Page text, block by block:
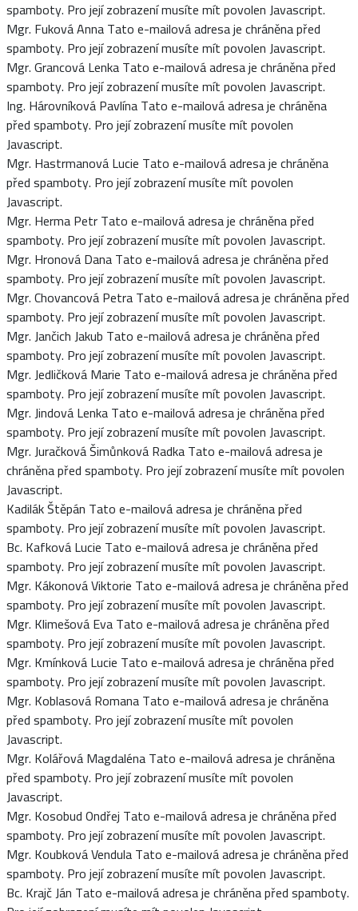
spamboty. Pro její zobrazení musíte mít povolen Javascript.
Mgr. Fuková AnnaTato e-mailová adresa je chráněna před
spamboty. Pro její zobrazení musíte mít povolen Javascript.
Mgr. Grancová LenkaTato e-mailová adresa je chráněna před
spamboty. Pro její zobrazení musíte mít povolen Javascript.
Ing. Hárovníková PavlínaTato e-mailová adresa je chráněna
před spamboty. Pro její zobrazení musíte mít povolen
Javascript.
Mgr. Hastrmanová Lucie Tato e-mailová adresa je chráněna
před spamboty. Pro její zobrazení musíte mít povolen
Javascript.
Mgr. Herma PetrTato e-mailová adresa je chráněna před
spamboty. Pro její zobrazení musíte mít povolen Javascript.
Mgr. Hronová DanaTato e-mailová adresa je chráněna před
spamboty. Pro její zobrazení musíte mít povolen Javascript.
Mgr. Chovancová PetraTato e-mailová adresa je chráněna před
spamboty. Pro její zobrazení musíte mít povolen Javascript.
Mgr. Jančich Jakub Tato e-mailová adresa je chráněna před
spamboty. Pro její zobrazení musíte mít povolen Javascript.
Mgr. Jedličková Marie Tato e-mailová adresa je chráněna před
spamboty. Pro její zobrazení musíte mít povolen Javascript.
Mgr. Jindová LenkaTato e-mailová adresa je chráněna před
spamboty. Pro její zobrazení musíte mít povolen Javascript.
Mgr. Juračková Šimůnková RadkaTato e-mailová adresa je
chráněna před spamboty. Pro její zobrazení musíte mít povolen
Javascript.
Kadilák Štěpán Tato e-mailová adresa je chráněna před
spamboty. Pro její zobrazení musíte mít povolen Javascript.
Bc. Kafková Lucie Tato e-mailová adresa je chráněna před
spamboty. Pro její zobrazení musíte mít povolen Javascript.
Mgr. Kákonová Viktorie Tato e-mailová adresa je chráněna před
spamboty. Pro její zobrazení musíte mít povolen Javascript.
Mgr. Klimešová EvaTato e-mailová adresa je chráněna před
spamboty. Pro její zobrazení musíte mít povolen Javascript.
Mgr. Kmínková Lucie Tato e-mailová adresa je chráněna před
spamboty. Pro její zobrazení musíte mít povolen Javascript.
Mgr. Koblasová RomanaTato e-mailová adresa je chráněna
před spamboty. Pro její zobrazení musíte mít povolen
Javascript.
Mgr. Kolářová MagdalénaTato e-mailová adresa je chráněna
před spamboty. Pro její zobrazení musíte mít povolen
Javascript.
Mgr. Kosobud Ondřej Tato e-mailová adresa je chráněna před
spamboty. Pro její zobrazení musíte mít povolen Javascript.
Mgr. Koubková VendulaTato e-mailová adresa je chráněna před
spamboty. Pro její zobrazení musíte mít povolen Javascript.
Bc. Krajč Ján Tato e-mailová adresa je chráněna před spamboty.